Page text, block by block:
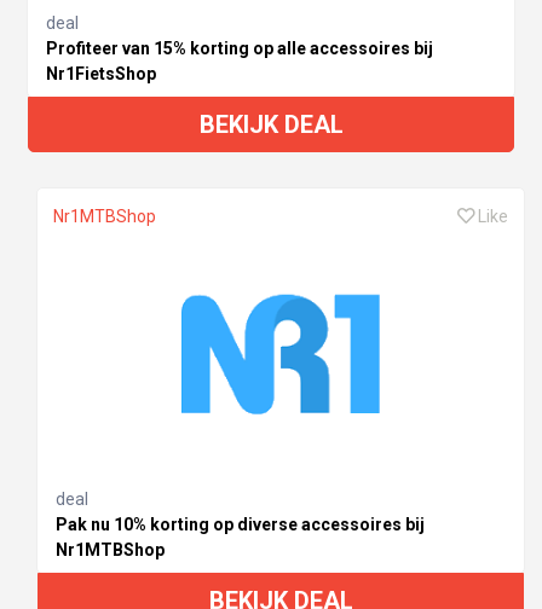
deal
Profiteer van 15% korting op alle accessoires bij
Nr1FietsShop
BEKIJK DEAL
Nr1MTBShop Like
deal
Pak nu 10% korting op diverse accessoires bij
Nr1MTBShop
BEKIJK DEAL